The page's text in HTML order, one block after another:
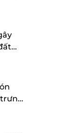
trưng